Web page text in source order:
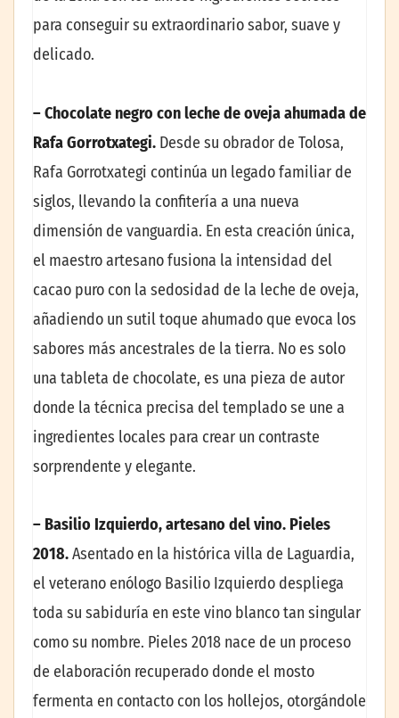
para conseguir su extraordinario sabor, suave y
delicado.
– Chocolate negro con leche de oveja ahumada de
Rafa Gorrotxategi. Desde su obrador de Tolosa,
Rafa Gorrotxategi continúa un legado familiar de
siglos, llevando la confitería a una nueva
dimensión de vanguardia. En esta creación única,
el maestro artesano fusiona la intensidad del
cacao puro con la sedosidad de la leche de oveja,
añadiendo un sutil toque ahumado que evoca los
sabores más ancestrales de la tierra. No es solo
una tableta de chocolate, es una pieza de autor
donde la técnica precisa del templado se une a
ingredientes locales para crear un contraste
sorprendente y elegante.
– Basilio Izquierdo, artesano del vino. Pieles
2018.Asentado en la histórica villa de Laguardia,
el veterano enólogo Basilio Izquierdo despliega
toda su sabiduría en este vino blanco tan singular
como su nombre. Pieles 2018 nace de un proceso
de elaboración recuperado donde el mosto
fermenta en contacto con los hollejos, otorgándole